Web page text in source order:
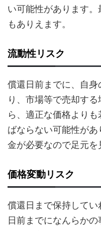
い可能性があります
もありえます。
流動性リスク
償還日前までに、自
り、市場等で売却す
ら、適正な価格より
ばならない可能性が
金が必要なので足元を
価格変動リスク
償還日まで保持して
日前までになんらか